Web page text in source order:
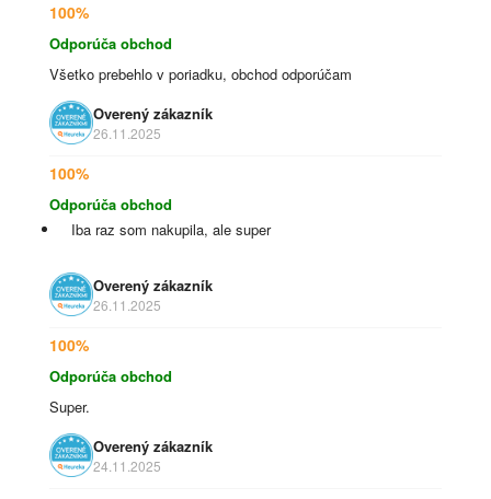
100%
Odporúča obchod
Všetko prebehlo v poriadku, obchod odporúčam
Overený zákazník
26.11.2025
100%
Odporúča obchod
Iba raz som nakupila, ale super
Overený zákazník
26.11.2025
100%
Odporúča obchod
Super.
Overený zákazník
24.11.2025